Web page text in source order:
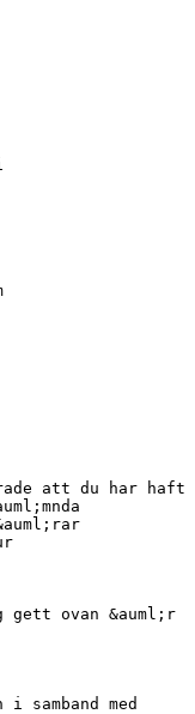
att du har haft
ovan &auml;r
samband med